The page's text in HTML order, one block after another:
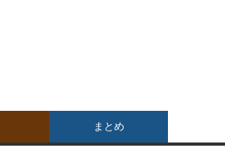
まとめ